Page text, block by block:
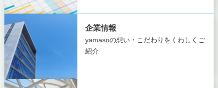
企業情報
yamasoの想い・こだわりを くわしくご
紹介